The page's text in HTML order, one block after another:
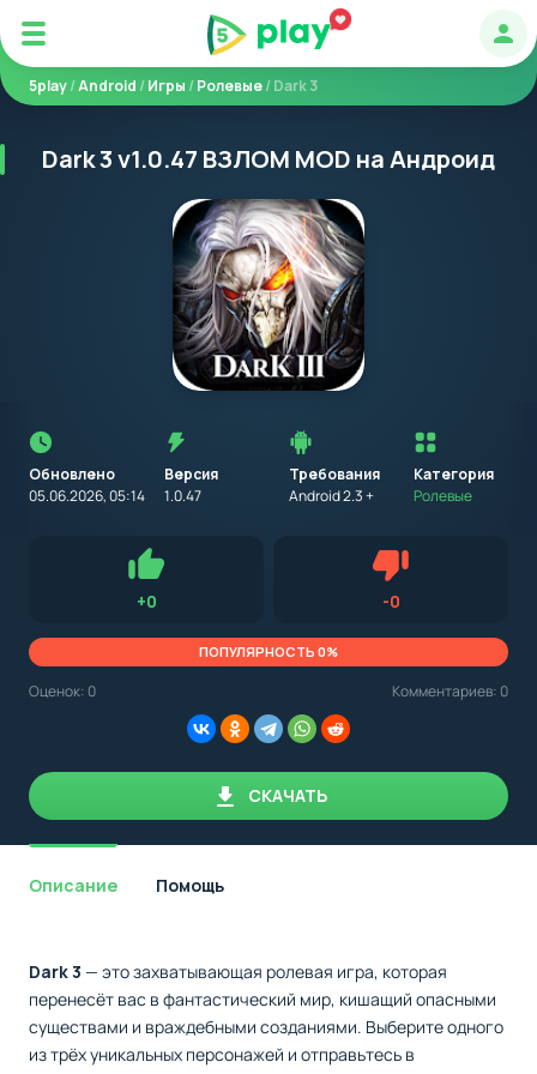
5play/Android /Игры /Ролевые/ Dark 3
Dark 3 v1.0.47 ВЗЛОМ MOD на Андроид
Обновлено
05.06.2026, 05:14
Версия
1.0.47
Требования
Android 2.3 +
установкой
приложения
на
устройство
с
указываем
минимальные
необходимые
Категория
Ролевые
обращать внимание на установленную версию Android
OS. Мы указываем минимально необходимую версию для
+0Нравится -0Не нравится
ПОПУЛЯРНОСТЬ 0%
Оценок: 0 Комментариев: 0
СКАЧАТЬ
Описание Помощь
Dark 3 — это захватывающая ролевая игра, которая
перенесёт вас в фантастический мир, кишащий опасными
существами и враждебными созданиями. Выберите одного
из трёх уникальных персонажей и отправьтесь в